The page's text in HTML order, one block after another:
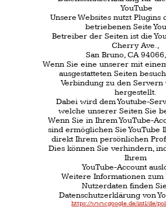
Browsertyp/Browserversion, verwendetes
Betriebssystem, Refferer URL, Hostnamen der
zugreifenden Rechners
Uhrzeit der Servernanfrage
Die Daten sind nicht bestimmten Personen
zuordnungsbar.
Eine Zusammenfassung dieser Daten mit anderen
Datenquellen wird nicht vorgenommen.
Wir behalten uns vor, diese Daten nachträglich zu
prüfen,
wenn uns konkrete Anhaltspunkte für eine
rechtswidrige Nutzung bekannt werden.
Kontaktformular
Wenn Sie uns per Kontaktformular Anfragen
Anfrageformular inklusive der von Ihnen dort
angegebenen Kontaktdaten zwecks Bearbeitung
der Anfrage und für den Fall von Anschlussfragen
bei uns gespeichert.
Diese Daten geben wir nicht ohne Ihre
Einwilligung weiter.
Widerspruch Werbe-Mails
Der Nutzung von im Rahmen der Impressumpflicht
veröffentlichten Kontaktdaten zur Übersendung